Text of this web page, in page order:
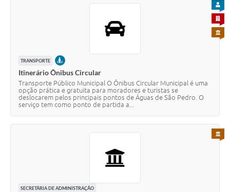
TRANSPORTE PRESENCIAL
Itinerário Ônibus Circular
Transporte Público Municipal O Ônibus Circular Municipal é uma
opção prática e gratuita para moradores e turistas se
deslocarem pelos principais pontos de Águas de São Pedro. O
serviço tem como ponto de partida a...
PARA
PARA
SECRETÁRIA DE ADMINISTRAÇÃO
PARA